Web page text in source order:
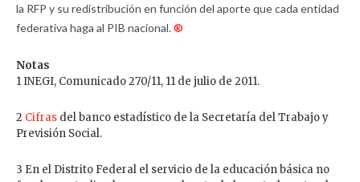
la RFP y su redistribución en función del aporte que cada entidad
federativa haga al PIB nacional.®
Notas
1 INEGI, Comunicado 270/11, 11 de julio de 2011.
2 Cifras del banco estadístico de la Secretaría del Trabajo y
Previsión Social.
3 En el Distrito Federal el servicio de la educación básica no